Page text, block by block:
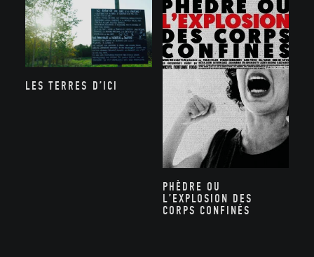
LES TERRES D’ICI
PHÈDRE OU
L’EXPLOSION DES
CORPS CONFINÉS